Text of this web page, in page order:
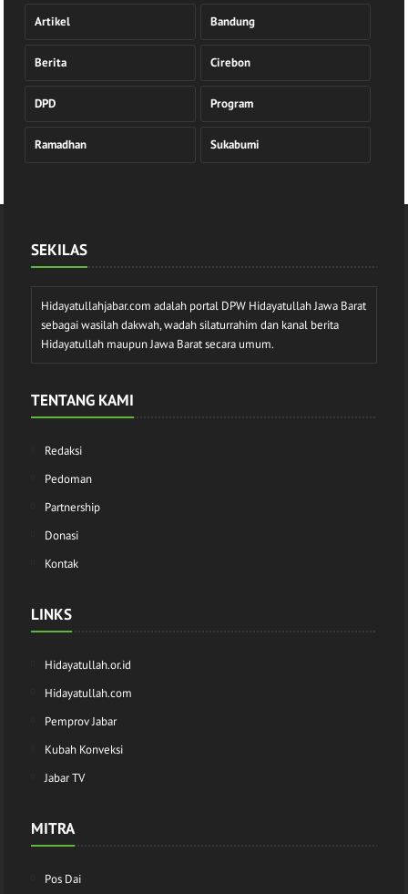
Artikel Bandung
Berita Cirebon
DPD Program
Ramadhan Sukabumi
SEKILAS
Hidayatullahjabar.com adalah portal DPW Hidayatullah Jawa Barat
sebagai wasilah dakwah, wadah silaturrahim dan kanal berita
Hidayatullah maupun Jawa Barat secara umum.
TENTANG KAMI
Redaksi
Pedoman
Partnership
Donasi
Kontak
LINKS
Hidayatullah.or.id
Hidayatullah.com
Pemprov Jabar
Kubah Konveksi
Jabar TV
MITRA
Pos Dai